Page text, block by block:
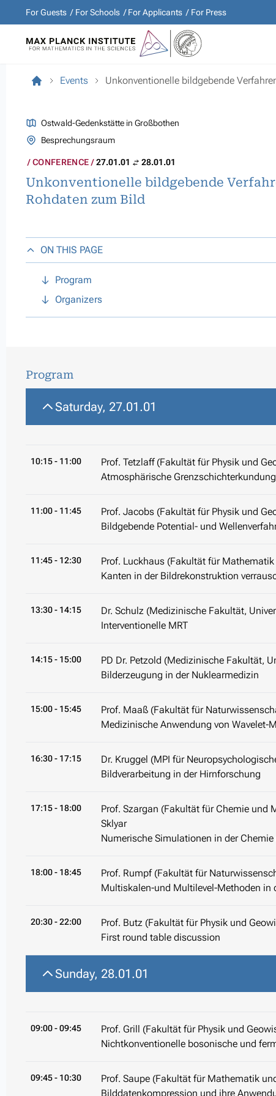
For Guests For Schools For Applicants For Press
Events Unkonventionelle bildgebende
Ostwald-Gedenkstätte in Großbothen
Besprechungsraum
CONFERENCE 27.01.01 28.01.01
Unkonventionelle bildgebende
Rohdaten zum Bild
ON THIS PAGE
Program
Organizers
Program
Saturday, 27.01.01
10:15- 11:00
Prof. Tetzlaff (Fakultät für Physik und
Atmosphärische
11:00- 11:45
Prof. Jacobs (Fakultät für Physik und
Bildgebende Potential- und
11:45- 12:30
Prof. Luckhaus (Fakultät für
Kanten in der Bildrekonstruktion
13:30- 14:15
Dr. Schulz (Medizinische Fakultät,
Interventionelle MRT
14:15- 15:00
PD Dr. Petzold (Medizinische Fakultät,
Bilderzeugung in der Nuklearmedizin
15:00- 15:45
Prof. Maaß (Fakultät für
Medizinische Anwendung von Wavelet-
16:30- 17:15
Dr. Kruggel (MPI für
Bildverarbeitung in der Hirnforschung
17:15- 18:00
Prof. Szargan (Fakultät für Chemie und
Sklyar
Numerische Simulationen in der
18:00- 18:45
Prof. Rumpf (Fakultät für
Multiskalen-und Multilevel-Methoden in
20:30- 22:00
Prof. Butz (Fakultät für Physik und
First round table discussion
Sunday, 28.01.01
09:00- 09:45
Prof. Grill (Fakultät für Physik und
Nichtkonventionelle bosonische und
09:45- 10:30
Prof. Saupe (Fakultät für Mathematik
Bilddatenkompression und ihre